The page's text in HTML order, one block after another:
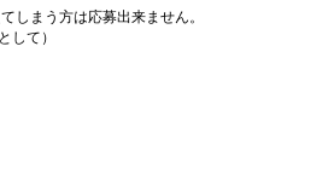
しまう方は応募出来ません。
して）